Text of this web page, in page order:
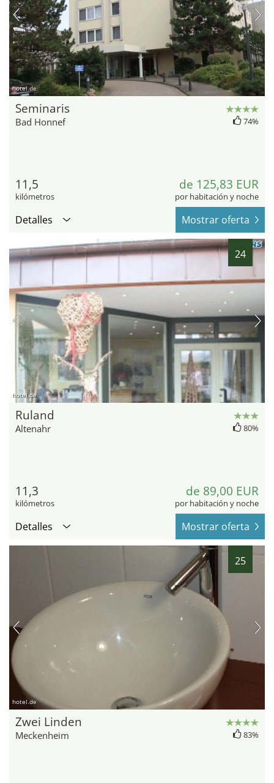
hotel.de
Seminaris
Bad Honnef 74%
11,5
kilómetros
de 125,83 EUR
por habitación y noche
Detalles Mostrar oferta
24
hotel.de
Ruland
Altenahr 80%
11,3
kilómetros
de 89,00 EUR
por habitación y noche
Detalles Mostrar oferta
25
hotel.de
Zwei Linden
Meckenheim 83%